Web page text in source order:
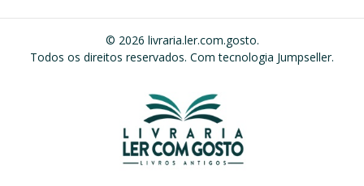
© 2026 livraria.ler.com.gosto.
Todos os direitos reservados. Com tecnologia Jumpseller.